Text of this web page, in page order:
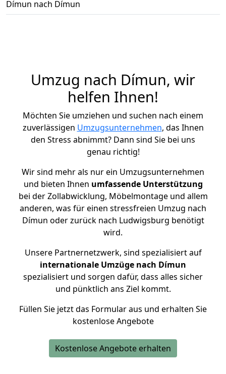
Dímun nach Dímun
Umzug nach Dímun, wir
helfen Ihnen!
Möchten Sie umziehen und suchen nach einem
zuverlässigen Umzugsunternehmen, das Ihnen
den Stress abnimmt? Dann sind Sie bei uns
genau richtig!
Wir sind mehr als nur ein Umzugsunternehmen
und bieten Ihnen umfassende Unterstützung
bei der Zollabwicklung, Möbelmontage und allem
anderen, was für einen stressfreien Umzug nach
Dímun oder zurück nach Ludwigsburg benötigt
wird.
Unsere Partnernetzwerk, sind spezialisiert auf
internationale Umzüge nach Dímun
spezialisiert und sorgen dafür, dass alles sicher
und pünktlich ans Ziel kommt.
Füllen Sie jetzt das Formular aus und erhalten Sie
kostenlose Angebote
Kostenlose Angebote erhalten